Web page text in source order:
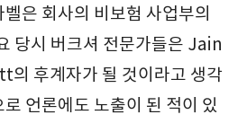
은 회사의 비보험 사업부의
당시 버크셔 전문가들은 Jain
후계자가 될 것이라고 생각
언론에도 노출이 된 적이 있